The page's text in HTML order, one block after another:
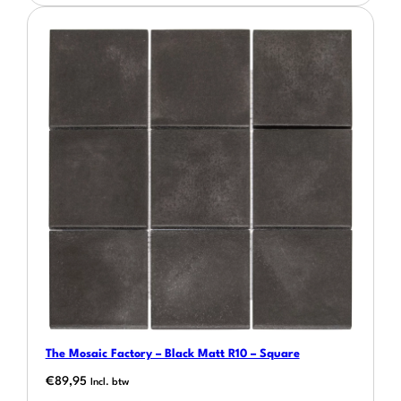
The Mosaic Factory – Black Matt R10 – Square
€89,95 Incl. btw